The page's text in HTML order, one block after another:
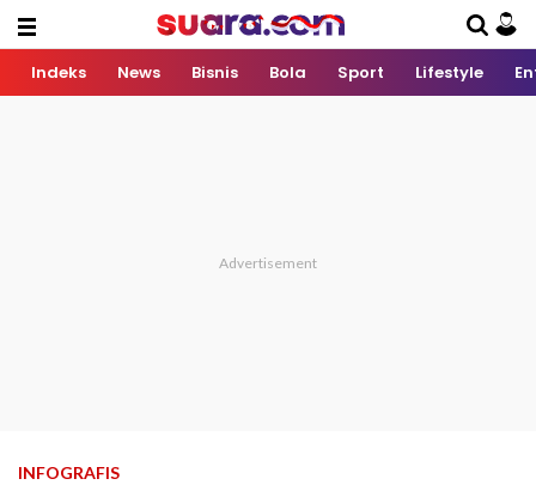
Indeks News Bisnis Bola Sport Lifestyle
INFOGRAFIS